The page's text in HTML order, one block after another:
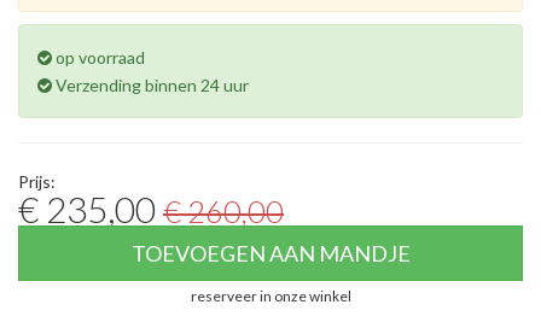
op voorraad
Verzending binnen 24 uur
Prijs:
€ 235,00 € 260,00
TOEVOEGEN AAN MANDJE
reserveer in onze winkel